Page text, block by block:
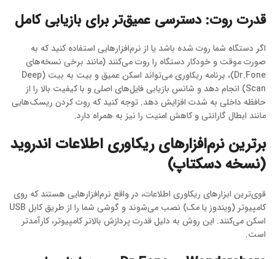
قدرت روت: دسترسی عمیق‌تر برای بازیابی کامل
اگر دستگاه شما روت شده باشد یا از نرم‌افزارهایی استفاده کنید که به
صورت موقت و خودکار دستگاه را روت می‌کنند (مانند برخی نسخه‌های
Dr.Fone)، برنامه ریکاوری می‌تواند اسکن عمیق و بیت به بیت (Deep
Scan) انجام دهد و شانس بازیابی فایل‌های اصلی و با کیفیت بالا را از
حافظه داخلی به شدت افزایش دهد. توجه کنید که روت کردن ریسک‌هایی
مانند ابطال گارانتی و کاهش امنیت را نیز به همراه دارد.
برترین نرم‌افزارهای ریکاوری اطلاعات اندروید
(نسخه دسکتاپ)
قوی‌ترین ابزارهای ریکاوری اطلاعات، در واقع نرم‌افزارهایی هستند که روی
کامپیوتر (ویندوز یا مک) نصب می‌شوند و گوشی شما را از طریق کابل USB
اسکن می‌کنند. این روش به دلیل قدرت پردازش بالاتر کامپیوتر، کارآمدتر
است.